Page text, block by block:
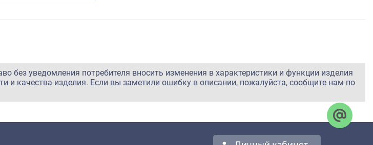
без уведомления потребителя вносить изменения в характеристики и функции изделия
и качества изделия. Если вы заметили ошибку в описании, пожалуйста, сообщите нам по